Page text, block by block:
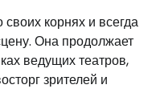
корнях и всегда
Она продолжает
ведущих театров,
зрителей и